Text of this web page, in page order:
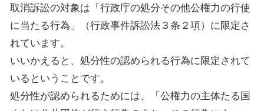
取消訴訟の対象は「行政庁の処分その他公権力の行使
に当たる行為」（行政事件訴訟法３条２項）に限定さ
れています。
いいかえると、処分性の認められる行為に限定されて
いるということです。
処分性が認められるためには、「公権力の主体たる国